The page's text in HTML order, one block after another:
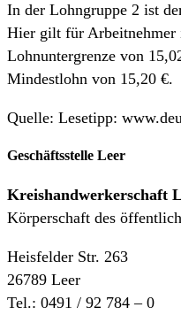
In der Lohngruppe 2 ist
Hier gilt für Arbeitnehmer
Lohnuntergrenze von
Mindestlohn von 15,20 €.
Quelle: Lesetipp:
Geschäftsstelle Leer
Kreishandwerkerschaft
Körperschaft des
Heisfelder Str. 263
26789 Leer
Tel.: 0491 / 92 784 – 0